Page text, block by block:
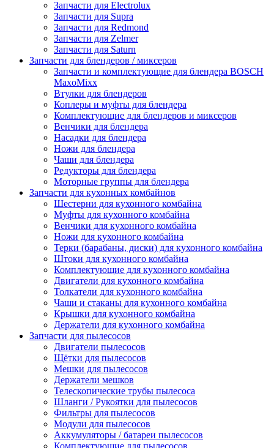
Запчасти для Electrolux
Запчасти для Supra
Запчасти для Redmond
Запчасти для Zelmer
Запчасти для Saturn
Запчасти для блендеров / миксеров
Запчасти и комплектующие для блендера BOSCH
MaxoMixx
Втулки для блендеров
Коплеры и муфты для блендера
Комплектующие для блендеров и миксеров
Венчики для блендера
Насадки для блендера
Ножи для блендера
Чаши для блендера
Редукторы для блендера
Моторные группы для блендера
Запчасти для кухонных комбайнов
Шестерни для кухонного комбайна
Муфты для кухонного комбайна
Венчики для кухонного комбайна
Ножи для кухонного комбайна
Терки (барабаны, диски) для кухонного комбайна
Штоки для кухонного комбайна
Комплектующие для кухонного комбайна
Двигатели для кухонного комбайна
Толкатели для кухонного комбайна
Чаши и стаканы для кухонного комбайна
Крышки для кухонного комбайна
Держатели для кухонного комбайна
Запчасти для пылесосов
Двигатели пылесосов
Щётки для пылесосов
Мешки для пылесосов
Держатели мешков
Телескопические трубы пылесоса
Шланги / Рукоятки для пылесосов
Фильтры для пылесосов
Модули для пылесосов
Аккумуляторы / батареи пылесосов